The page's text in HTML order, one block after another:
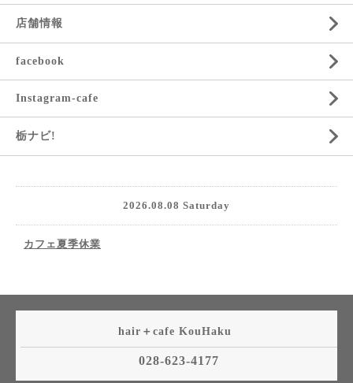
店舗情報
facebook
Instagram-cafe
栃ナビ!
2026.08.08 Saturday
カフェ夏季休業
hair＋cafe KouHaku
028-623-4177